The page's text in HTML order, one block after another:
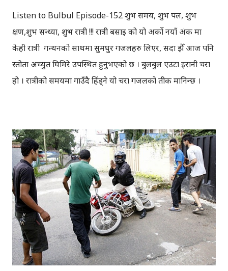
Listen to Bulbul Episode-152 शुभ समय, शुभ पल, शुभ
क्षण,शुभ सन्ध्या, शुभ रात्री !!! रात्री बसाइ को यो अर्को नयाँ अंक मा
केही रात्री गन्थनको साथमा सुमधुर गजलहरु लिएर, सदा झैँ आज पनि
प्रस्तोता अच्युत घिमिरे उपस्थित हुनुभएको छ । बुलबुल एउटा इरानी चरा
हो । रात्रीको समयमा गाउँदै हिंड्‍ने यो चरा गजलको प्रतीक मानिन्छ ।
यसको उपस्थिति रहन्छ । प्रेम, विरह, उत्साह, उमंग अनि थुप्रै मनका
संवेगहरु बुलबुलले समेट्‍छ । बुलबुल सुन्न थालेपछि हामी सबै एउटा
समूहमा समेटिन्छौं र बुलबुल भित्र आफैंले आफ्‍नो नाम दिन्छौं -
बुलबुललियन । हामी यहाँ एकाकार भएर लाग्छौं, गजलको भावनात्मक
सहवासमा । " एउटा प्रेमको बिरुवा हामी रोप्छौं.....युग युग सम्म लगाएर यो
प्रीतलाई अमर गर्छौँ।" Bulbul is a Radio Program (a gajal
program). Thanks to BULBUL Team for bringing
such a wonderful program.You can directly send your
suggestion, ...